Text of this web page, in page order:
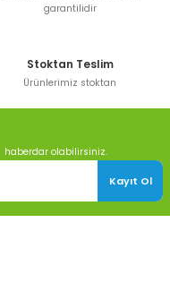
garantilidir
Stoktan Teslim
Ürünlerimiz stoktan
olabilirsiniz.
Kayıt Ol